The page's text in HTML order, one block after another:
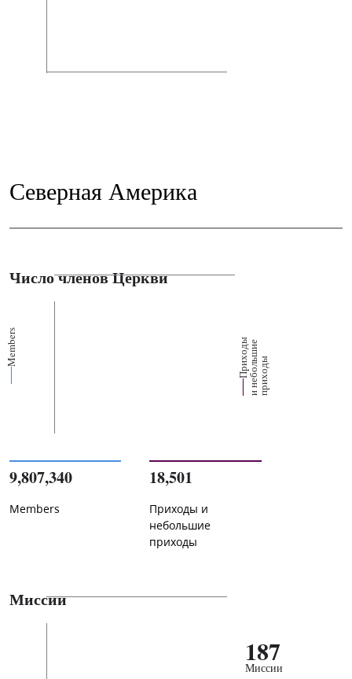
Северная Америка
Число членов Церкви
Members П
р
их
о
д
ы
и
н
е
б
о
ль
ш
ие
п
р
и
х
о
ды
9,807,340
Members
18,501
Приходы и
небольшие
приходы
Миссии
187
Миссии